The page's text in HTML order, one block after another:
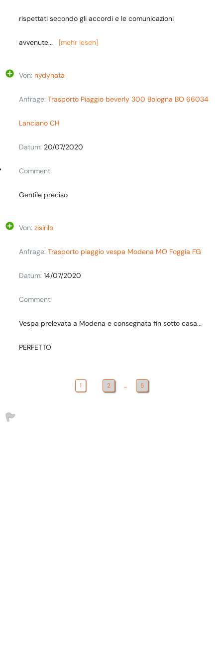
rispettati secondo gli accordi e le comunicazioni
avvenute... [mehr lesen]
Von: nydynata
Anfrage: Trasporto Piaggio beverly 300 Bologna BO 66034
Lanciano CH
Datum: 20/07/2020
Comment:
Gentile preciso
Von: zisirilo
Anfrage: Trasporto piaggio vespa Modena MO Foggia FG
Datum: 14/07/2020
Comment:
Vespa prelevata a Modena e consegnata fin sotto casa...
PERFETTO
1 2 ... 5